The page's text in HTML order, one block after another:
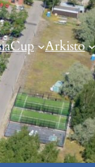
Cup Arkisto